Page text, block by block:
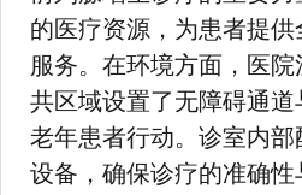
的医疗资源，为患者提
服务。在环境方面，医
共区域设置了无障碍通
老年患者行动。诊室内
设备，确保诊疗的准确